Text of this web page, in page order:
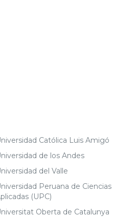
Católica Luis Amigó
de los Andes
del Valle
Peruana de Ciencias
(UPC)
Oberta de Catalunya